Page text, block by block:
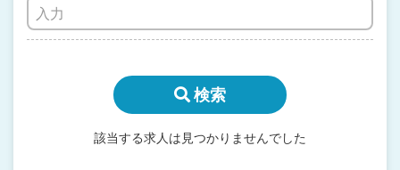
検索
該当する求人は見つかりませんでした